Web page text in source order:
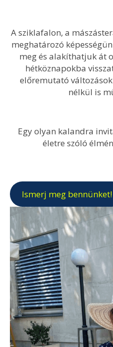
A sziklafalon, a
meghatározó
meg és alakíthatjuk át
hétköznapokba
előremutató
nélkül is
Egy olyan kalandra
életre szóló
Ismerj meg bennünket!